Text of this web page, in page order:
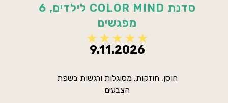
סדנת COLOR MIND לילדים, 6
מפגשים
9.11.2026
חוסן, חוזקות, מסוגלות ורגשות בשפת
הצבעים